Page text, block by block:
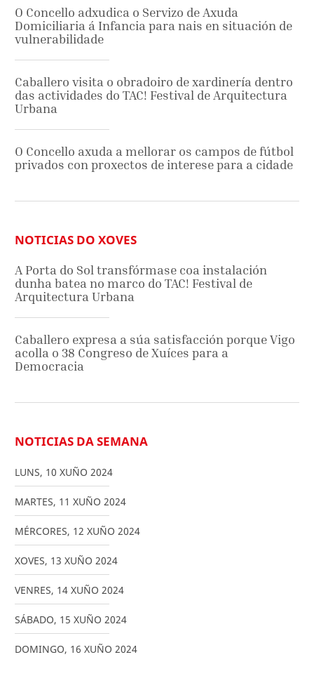
O Concello adxudica o Servizo de Axuda
Domiciliaria á Infancia para nais en situación de
vulnerabilidade
Caballero visita o obradoiro de xardinería dentro
das actividades do TAC! Festival de Arquitectura
Urbana
O Concello axuda a mellorar os campos de fútbol
privados con proxectos de interese para a cidade
NOTICIAS DO XOVES
A Porta do Sol transfórmase coa instalación
dunha batea no marco do TAC! Festival de
Arquitectura Urbana
Caballero expresa a súa satisfacción porque Vigo
acolla o 38 Congreso de Xuíces para a
Democracia
NOTICIAS DA SEMANA
LUNS, 10 XUÑO 2024
MARTES, 11 XUÑO 2024
MÉRCORES, 12 XUÑO 2024
XOVES, 13 XUÑO 2024
VENRES, 14 XUÑO 2024
SÁBADO, 15 XUÑO 2024
DOMINGO, 16 XUÑO 2024